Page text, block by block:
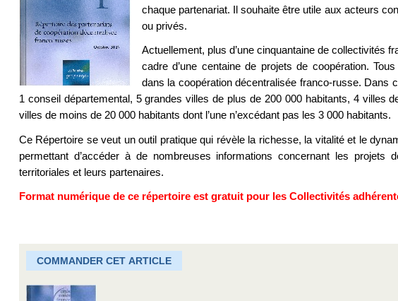
chaque partenariat. Il souhaite être utile aux acteurs
ou privés.
Actuellement, plus d’une cinquantaine de collectivités
cadre d’une centaine de projets de coopération.
dans la coopération décentralisée franco-russe. Dans
1 conseil départemental, 5 grandes villes de plus de 200 000 habitants, 4 villes
villes de moins de 20 000 habitants dont l’une n’excédant pas les 3 000 habitants.
Ce Répertoire se veut un outil pratique qui révèle la richesse, la vitalité et le
permettant d’accéder à de nombreuses informations concernant les
territoriales et leurs partenaires.
Format numérique de ce répertoire est gratuit pour les Collectivités
COMMANDER CET ARTICLE